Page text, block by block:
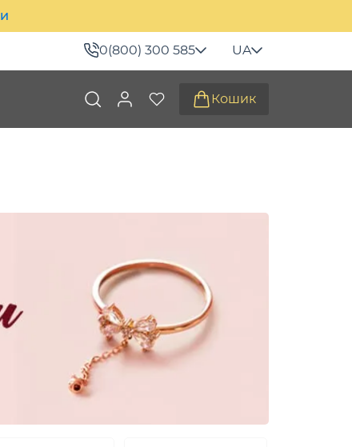
0(800) 300 585 UA
Кошик